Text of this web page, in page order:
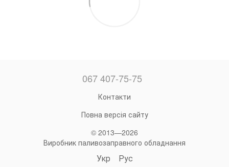
067 407-75-75
Контакти
Повна версія сайту
© 2013—2026
Виробник паливозаправного обладнання
Укр Рус